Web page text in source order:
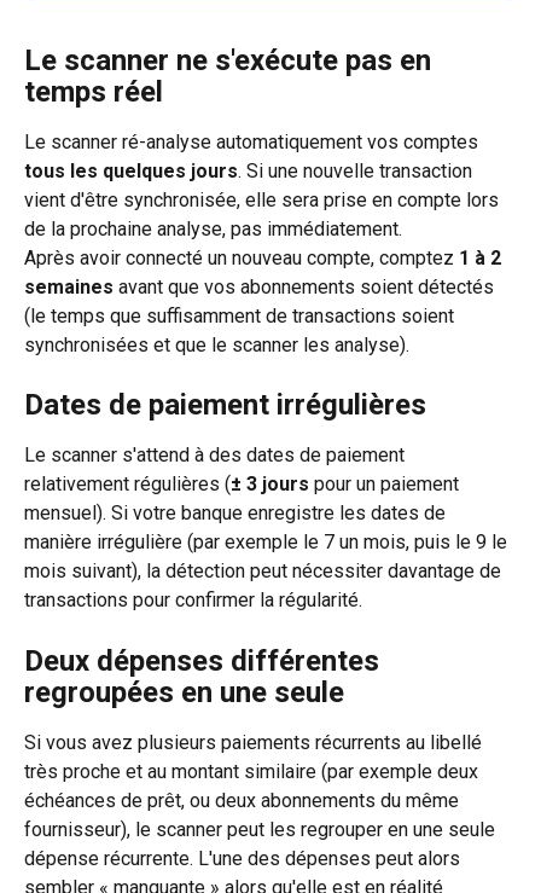
Le scanner ne s'exécute pas en
temps réel
Le scanner ré-analyse automatiquement vos comptes
tous les quelques jours. Si une nouvelle transaction
vient d'être synchronisée, elle sera prise en compte lors
de la prochaine analyse, pas immédiatement.
Après avoir connecté un nouveau compte, comptez 1 à 2
semaines avant que vos abonnements soient détectés
(le temps que suffisamment de transactions soient
synchronisées et que le scanner les analyse).
Dates de paiement irrégulières
Le scanner s'attend à des dates de paiement
relativement régulières (± 3 jours pour un paiement
mensuel). Si votre banque enregistre les dates de
manière irrégulière (par exemple le 7 un mois, puis le 9 le
mois suivant), la détection peut nécessiter davantage de
transactions pour confirmer la régularité.
Deux dépenses différentes
regroupées en une seule
Si vous avez plusieurs paiements récurrents au libellé
très proche et au montant similaire (par exemple deux
échéances de prêt, ou deux abonnements du même
fournisseur), le scanner peut les regrouper en une seule
dépense récurrente. L'une des dépenses peut alors
sembler « manquante » alors qu'elle est en réalité